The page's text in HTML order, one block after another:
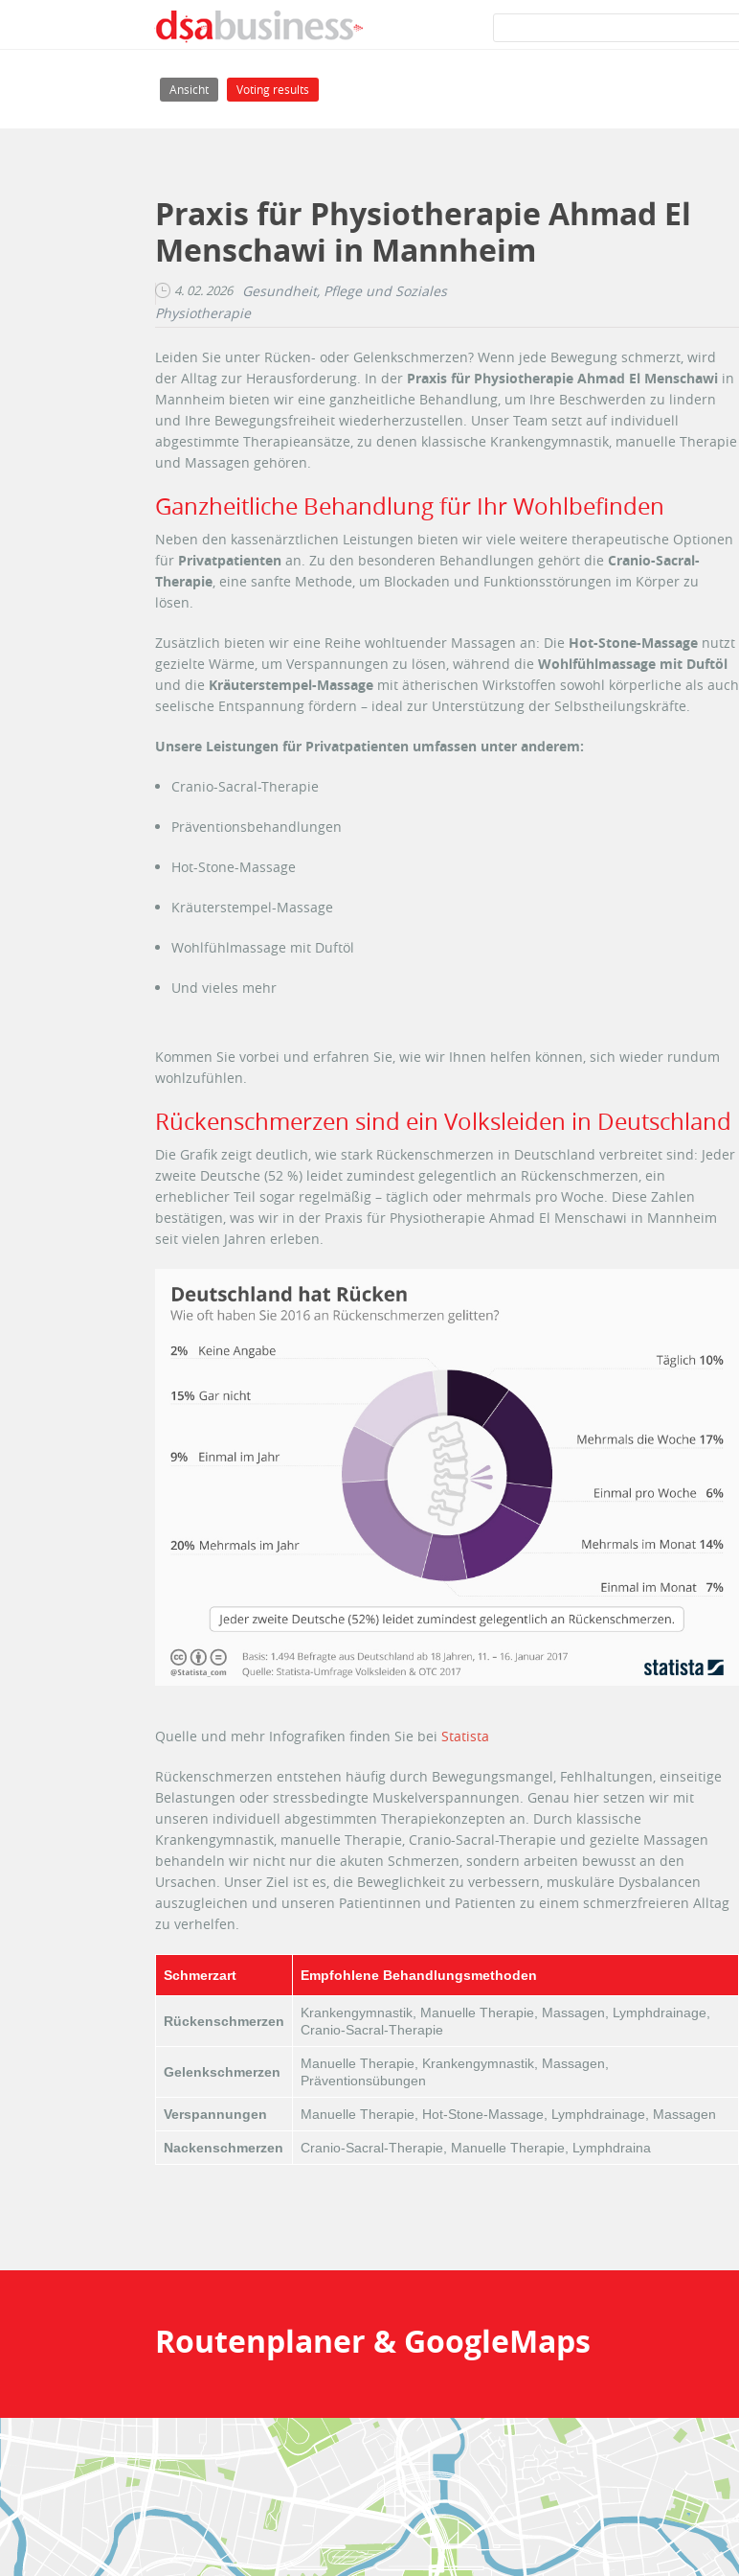
Haupt-Reiter
Ansicht (aktiver Reiter)
Voting results
Praxis für Physiotherapie Ahmad El
Menschawi in Mannheim
4. 02. 2026
Gesundheit, Pflege und Soziales
Physiotherapie
Leiden Sie unter Rücken- oder Gelenkschmerzen? Wenn jede Bewegung schmerzt, wird
der Alltag zur Herausforderung. In der Praxis für Physiotherapie Ahmad El Menschawi in
Mannheim bieten wir eine ganzheitliche Behandlung, um Ihre Beschwerden zu lindern
und Ihre Bewegungsfreiheit wiederherzustellen. Unser Team setzt auf individuell
abgestimmte Therapieansätze, zu denen klassische Krankengymnastik, manuelle Therapie
und Massagen gehören.
Ganzheitliche Behandlung für Ihr Wohlbefinden
Neben den kassenärztlichen Leistungen bieten wir viele weitere therapeutische Optionen
für Privatpatienten an. Zu den besonderen Behandlungen gehört die Cranio-Sacral-
Therapie, eine sanfte Methode, um Blockaden und Funktionsstörungen im Körper zu
lösen.
Zusätzlich bieten wir eine Reihe wohltuender Massagen an: Die Hot-Stone-Massage nutzt
gezielte Wärme, um Verspannungen zu lösen, während die Wohlfühlmassage mit Duftöl
und die Kräuterstempel-Massage mit ätherischen Wirkstoffen sowohl körperliche als auch
seelische Entspannung fördern – ideal zur Unterstützung der Selbstheilungskräfte.
Unsere Leistungen für Privatpatienten umfassen unter anderem:
Cranio-Sacral-Therapie
Präventionsbehandlungen
Hot-Stone-Massage
Kräuterstempel-Massage
Wohlfühlmassage mit Duftöl
Und vieles mehr
Kommen Sie vorbei und erfahren Sie, wie wir Ihnen helfen können, sich wieder rundum
wohlzufühlen.
Rückenschmerzen sind ein Volksleiden in Deutschland
Die Grafik zeigt deutlich, wie stark Rückenschmerzen in Deutschland verbreitet sind: Jeder
zweite Deutsche (52 %) leidet zumindest gelegentlich an Rückenschmerzen, ein
erheblicher Teil sogar regelmäßig – täglich oder mehrmals pro Woche. Diese Zahlen
bestätigen, was wir in der Praxis für Physiotherapie Ahmad El Menschawi in Mannheim
seit vielen Jahren erleben.
Quelle und mehr Infografiken finden Sie bei Statista
Rückenschmerzen entstehen häufig durch Bewegungsmangel, Fehlhaltungen, einseitige
Belastungen oder stressbedingte Muskelverspannungen. Genau hier setzen wir mit
unseren individuell abgestimmten Therapiekonzepten an. Durch klassische
Krankengymnastik, manuelle Therapie, Cranio-Sacral-Therapie und gezielte Massagen
behandeln wir nicht nur die akuten Schmerzen, sondern arbeiten bewusst an den
Ursachen. Unser Ziel ist es, die Beweglichkeit zu verbessern, muskuläre Dysbalancen
auszugleichen und unseren Patientinnen und Patienten zu einem schmerzfreieren Alltag
zu verhelfen.
Schmerzart Empfohlene Behandlungsmethoden
Rückenschmerzen
Krankengymnastik, Manuelle Therapie, Massagen, Lymphdrainage,
Cranio-Sacral-Therapie
Gelenkschmerzen
Manuelle Therapie, Krankengymnastik, Massagen,
Präventionsübungen
Verspannungen Manuelle Therapie, Hot-Stone-Massage, Lymphdrainage, Massagen
Nackenschmerzen Cranio-Sacral-Therapie, Manuelle Therapie, Lymphdraina
Routenplaner & GoogleMaps